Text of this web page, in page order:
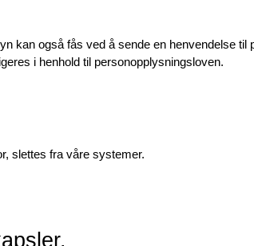
kan også fås ved å sende en henvendelse til
i henhold til personopplysningsloven.
slettes fra våre systemer.